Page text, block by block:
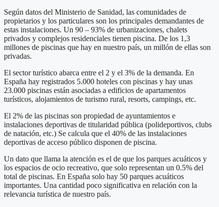
Según datos del Ministerio de Sanidad, las comunidades de
propietarios y los particulares son los principales demandantes de
estas instalaciones. Un 90 – 93% de urbanizaciones, chalets
privados y complejos residenciales tienen piscina. De los 1,3
millones de piscinas que hay en nuestro país, un millón de ellas son
privadas.
El sector turístico abarca entre el 2 y el 3% de la demanda. En
España hay registrados 5.000 hoteles con piscinas y hay unas
23.000 piscinas están asociadas a edificios de apartamentos
turísticos, alojamientos de turismo rural, resorts, campings, etc.
El 2% de las piscinas son propiedad de ayuntamientos e
instalaciones deportivas de titularidad pública (polideportivos, clubs
de natación, etc.) Se calcula que el 40% de las instalaciones
deportivas de acceso público disponen de piscina.
Un dato que llama la atención es el de que los parques acuáticos y
los espacios de ocio recreativo, que solo representan un 0.5% del
total de piscinas. En España solo hay 50 parques acuáticos
importantes. Una cantidad poco significativa en relación con la
relevancia turística de nuestro país.